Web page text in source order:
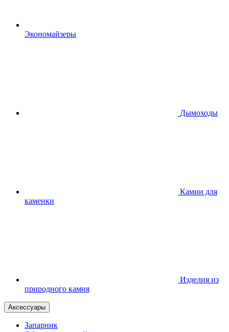
Экономайзеры
Дымоходы
Камни для
каменки
Изделия из
природного камня
Аксессуары
Запарник